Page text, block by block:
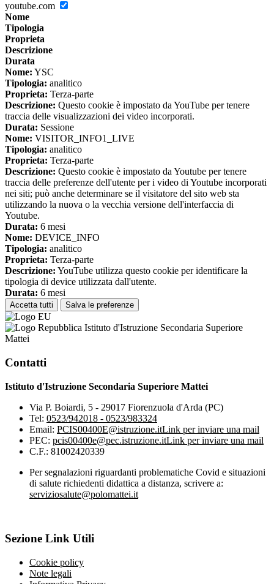
youtube.com
Nome
Tipologia
Proprieta
Descrizione
Durata
Nome: YSC
Tipologia: analitico
Proprieta: Terza-parte
Descrizione: Questo cookie è impostato da YouTube per tenere
traccia delle visualizzazioni dei video incorporati.
Durata: Sessione
Nome: VISITOR_INFO1_LIVE
Tipologia: analitico
Proprieta: Terza-parte
Descrizione: Questo cookie è impostato da Youtube per tenere
traccia delle preferenze dell'utente per i video di Youtube incorporati
nei siti; può anche determinare se il visitatore del sito web sta
utilizzando la nuova o la vecchia versione dell'interfaccia di
Youtube.
Durata: 6 mesi
Nome: DEVICE_INFO
Tipologia: analitico
Proprieta: Terza-parte
Descrizione: YouTube utilizza questo cookie per identificare la
tipologia di device utilizzata dall'utente.
Durata: 6 mesi
Accetta tutti Salva le preferenze
Istituto d'Istruzione Secondaria Superiore
Mattei
Contatti
Istituto d'Istruzione Secondaria Superiore Mattei
Via P. Boiardi, 5 - 29017 Fiorenzuola d'Arda (PC)
Tel: 0523/942018 - 0523/983324
Email: PCIS00400E@istruzione.itLink per inviare una mail
PEC: pcis00400e@pec.istruzione.itLink per inviare una mail
C.F.: 81002420339
Per segnalazioni riguardanti problematiche Covid e situazioni
di salute richiedenti didattica a distanza, scrivere a:
serviziosalute@polomattei.it
Sezione Link Utili
Cookie policy
Note legali